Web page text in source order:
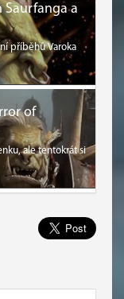
Saurfanga a
příběhů Varoka
of
ale tentokrát si